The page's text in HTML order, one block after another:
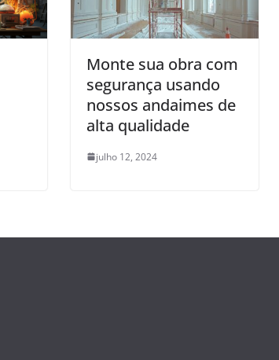
Monte sua obra com
segurança usando
nossos andaimes de
alta qualidade
julho 12, 2024